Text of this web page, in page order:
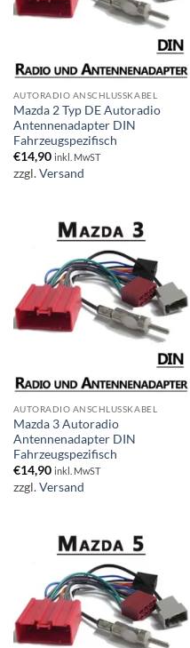
AUTORADIO ANSCHLUSSKABEL
Mazda 2 Typ DE Autoradio
Antennenadapter DIN
Fahrzeugspezifisch
€14,90 inkl. MwST
zzgl.Versand
AUTORADIO ANSCHLUSSKABEL
Mazda 3 Autoradio
Antennenadapter DIN
Fahrzeugspezifisch
€14,90 inkl. MwST
zzgl.Versand